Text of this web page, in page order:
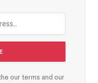
our terms and our